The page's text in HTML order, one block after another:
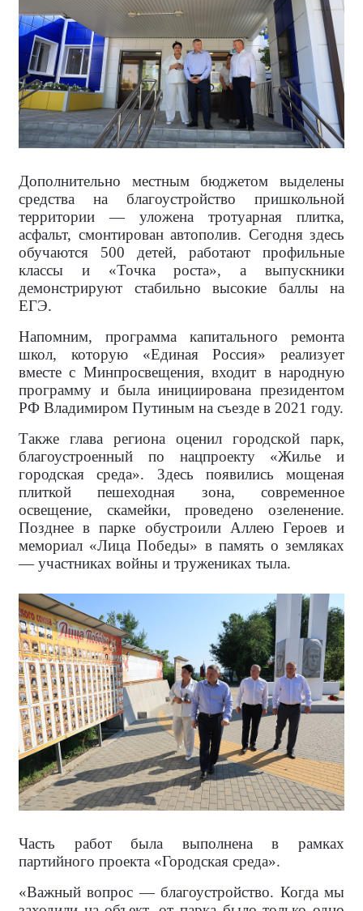
Дополнительно местным бюджетом выделены
средства на благоустройство пришкольной
территории — уложена тротуарная плитка,
асфальт, смонтирован автополив. Сегодня здесь
обучаются 500 детей, работают профильные
классы и «Точка роста», а выпускники
демонстрируют стабильно высокие баллы на
ЕГЭ.
Напомним, программа капитального ремонта
школ, которую «Единая Россия» реализует
вместе с Минпросвещения, входит в народную
программу и была инициирована президентом
РФ Владимиром Путиным на съезде в 2021 году.
Также глава региона оценил городской парк,
благоустроенный по нацпроекту «Жилье и
городская среда». Здесь появились мощеная
плиткой пешеходная зона, современное
освещение, скамейки, проведено озеленение.
Позднее в парке обустроили Аллею Героев и
мемориал «Лица Победы» в память о земляках
— участниках войны и тружениках тыла.
Часть работ была выполнена в рамках
партийного проекта «Городская среда».
«Важный вопрос — благоустройство. Когда мы